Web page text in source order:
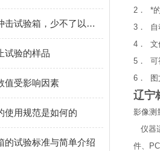
要想使用好冰水冲击试验箱，少不了以下步骤！
试验的样品
值受影响因素
使用规范是如何的
的试验标准与简单介绍
2． *
3． 自
4． 文
5． 可
6． 图
辽宁
影像测
仪器
件、